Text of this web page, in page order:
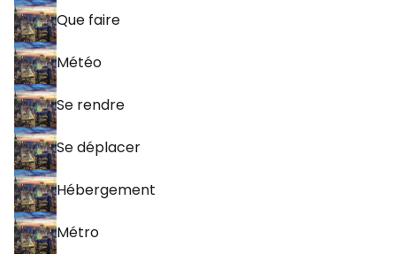
Que faire
Météo
Se rendre
Se déplacer
Hébergement
Métro